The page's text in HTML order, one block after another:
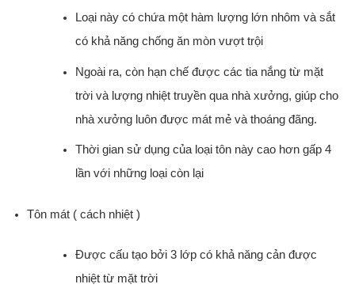
Loại này có chứa một hàm lượng lớn nhôm và sắt
có khả năng chống ăn mòn vượt trội
Ngoài ra, còn hạn chế được các tia nắng từ mặt
trời và lượng nhiệt truyền qua nhà xưởng, giúp cho
nhà xưởng luôn được mát mẻ và thoáng đãng.
Thời gian sử dụng của loại tôn này cao hơn gấp 4
lần với những loại còn lại
Tôn mát ( cách nhiệt )
Được cấu tạo bởi 3 lớp có khả năng cản được
nhiệt từ mặt trời